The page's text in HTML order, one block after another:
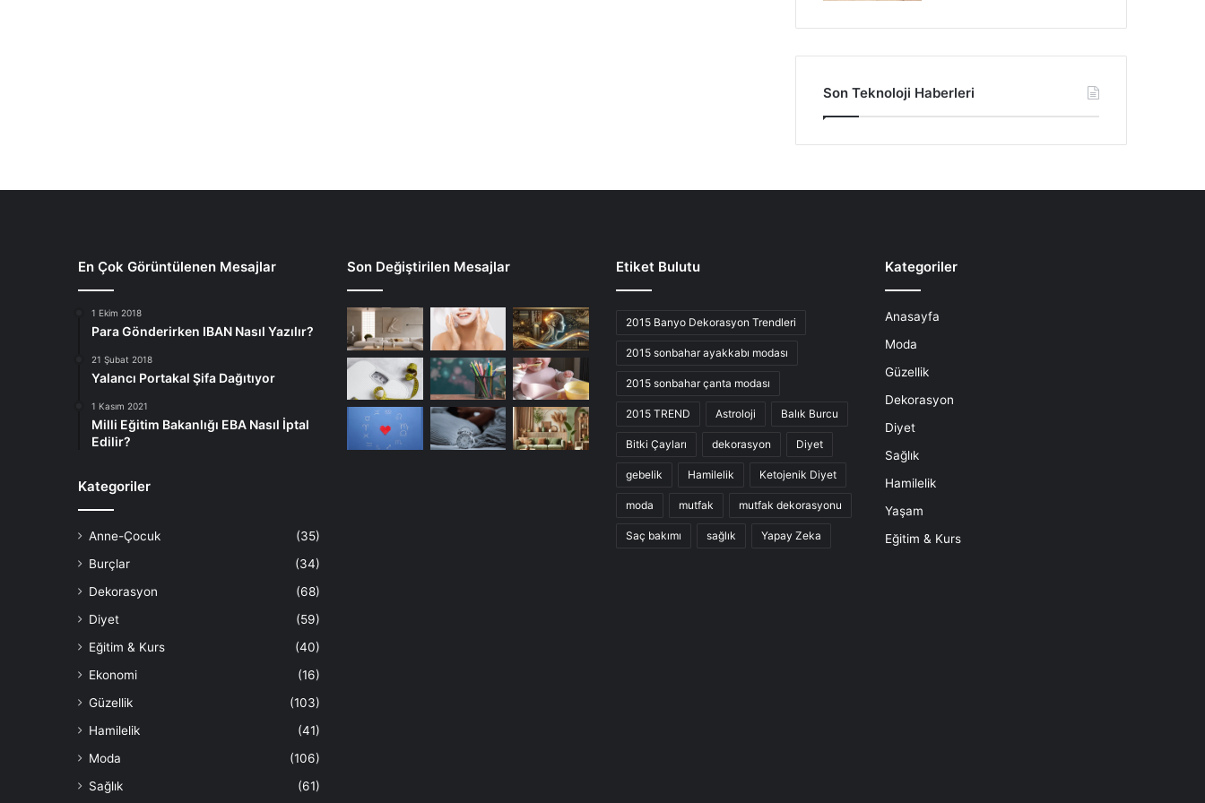
Son Teknoloji Haberleri
En Çok Görüntülenen Mesajlar
1 Ekim 2018
Para Gönderirken IBAN Nasıl Yazılır?
21 Şubat 2018
Yalancı Portakal Şifa Dağıtıyor
1 Kasım 2021
Milli Eğitim Bakanlığı EBA Nasıl İptal
Edilir?
Kategoriler
Anne-Çocuk
(35)
Burçlar
(34)
Dekorasyon
(68)
Diyet
(59)
Eğitim & Kurs
(40)
Ekonomi
(16)
Güzellik
(103)
Hamilelik
(41)
Moda
(106)
Sağlık
(61)
Son Değiştirilen Mesajlar Etiket Bulutu
2015 Banyo Dekorasyon Trendleri
2015 sonbahar ayakkabı modası
2015 sonbahar çanta modası
2015 TREND Astroloji Balık Burcu
Bitki Çayları dekorasyon Diyet
gebelik Hamilelik Ketojenik Diyet
moda mutfak mutfak dekorasyonu
Saç bakımı sağlık Yapay Zeka
Kategoriler
Anasayfa
Moda
Güzellik
Dekorasyon
Diyet
Sağlık
Hamilelik
Yaşam
Eğitim & Kurs